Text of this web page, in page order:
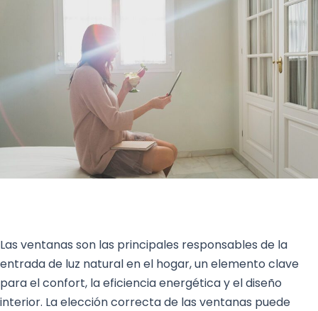
Las ventanas son las principales responsables de la
entrada de luz natural en el hogar, un elemento clave
para el confort, la eficiencia energética y el diseño
interior. La elección correcta de las ventanas puede